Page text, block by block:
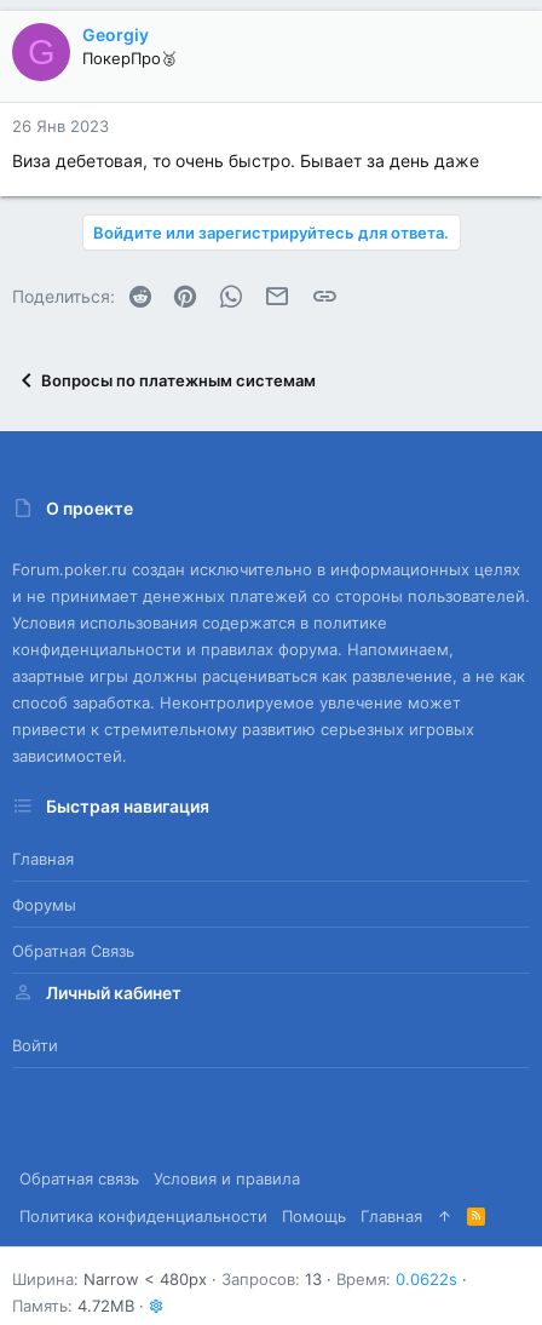
G Georgiy
ПокерПро🥈
26 Янв 2023
Виза дебетовая, то очень быстро. Бывает за день даже
Войдите или зарегистрируйтесь для ответа.
Поделиться: Reddit PinterestWhatsAppЭлектронная почта
Ссылка
Вопросы по платежным системам
О проекте
Forum.poker.ru создан исключительно в информационных целях
и не принимает денежных платежей со стороны пользователей.
Условия использования содержатся в политике
конфиденциальности и правилах форума. Напоминаем,
азартные игры должны расцениваться как развлечение, а не как
способ заработка. Неконтролируемое увлечение может
привести к стремительному развитию серьезных игровых
зависимостей.
Быстрая навигация
Главная
Форумы
Обратная Связь
Личный кабинет
Войти
Обратная связь
Условия и правила
Политика конфиденциальности
Помощь Главная
R
S
S
Ширина Запросов 13 Время 0.0622s
Память 4.72MB